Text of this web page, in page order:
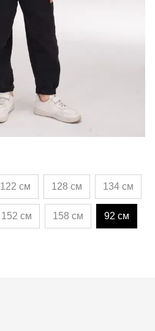
122 см 128 см 134 см
152 см 158 см 92 см